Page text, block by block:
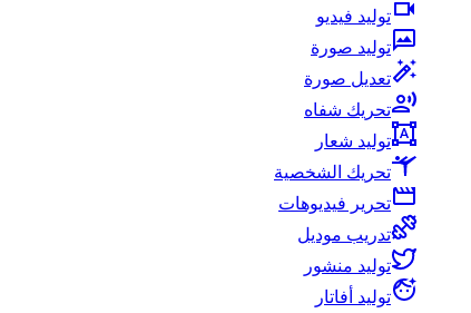
توليد فيديو
توليد صورة
تعديل صورة
تحريك شفاه
توليد شعار
تحريك الشخصية
تحرير فيديوهات
تدريب موديل
توليد منشور
توليد أفاتار